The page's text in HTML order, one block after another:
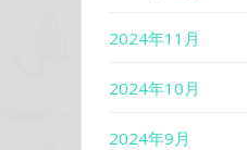
2024年11月
2024年10月
2024年9月